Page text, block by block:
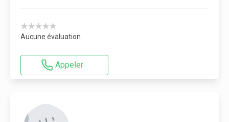
★★★★★
Aucune évaluation
Appeler